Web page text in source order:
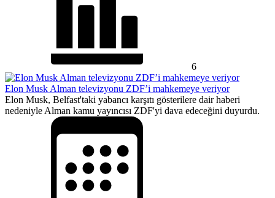
6
Elon Musk Alman televizyonu ZDF’i mahkemeye veriyor
Elon Musk, Belfast'taki yabancı karşıtı gösterilere dair haberi
nedeniyle Alman kamu yayıncısı ZDF'yi dava edeceğini duyurdu.